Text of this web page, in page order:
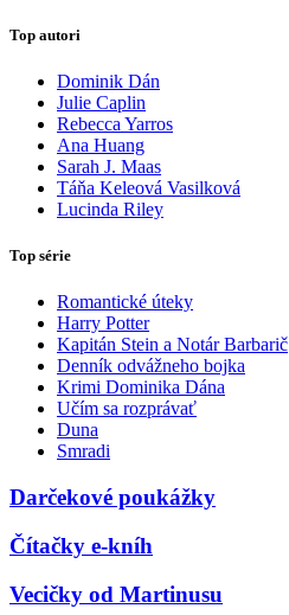
Top autori
Dominik Dán
Julie Caplin
Rebecca Yarros
Ana Huang
Sarah J. Maas
Táňa Keleová Vasilková
Lucinda Riley
Top série
Romantické úteky
Harry Potter
Kapitán Stein a Notár Barbarič
Denník odvážneho bojka
Krimi Dominika Dána
Učím sa rozprávať
Duna
Smradi
Darčekové poukážky
Čítačky e-kníh
Vecičky od Martinusu